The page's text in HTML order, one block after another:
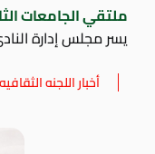
ملتقي الجامعات
يسر مجلس إدارة
أخبار اللجنه الثقافيه